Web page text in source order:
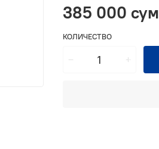
385 000 сум
КОЛИЧЕСТВО